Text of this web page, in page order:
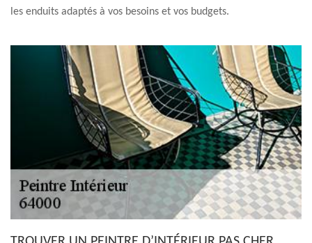
les enduits adaptés à vos besoins et vos budgets.